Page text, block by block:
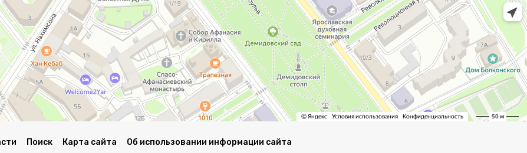
Поиск Карта сайта Об использовании информации сайта